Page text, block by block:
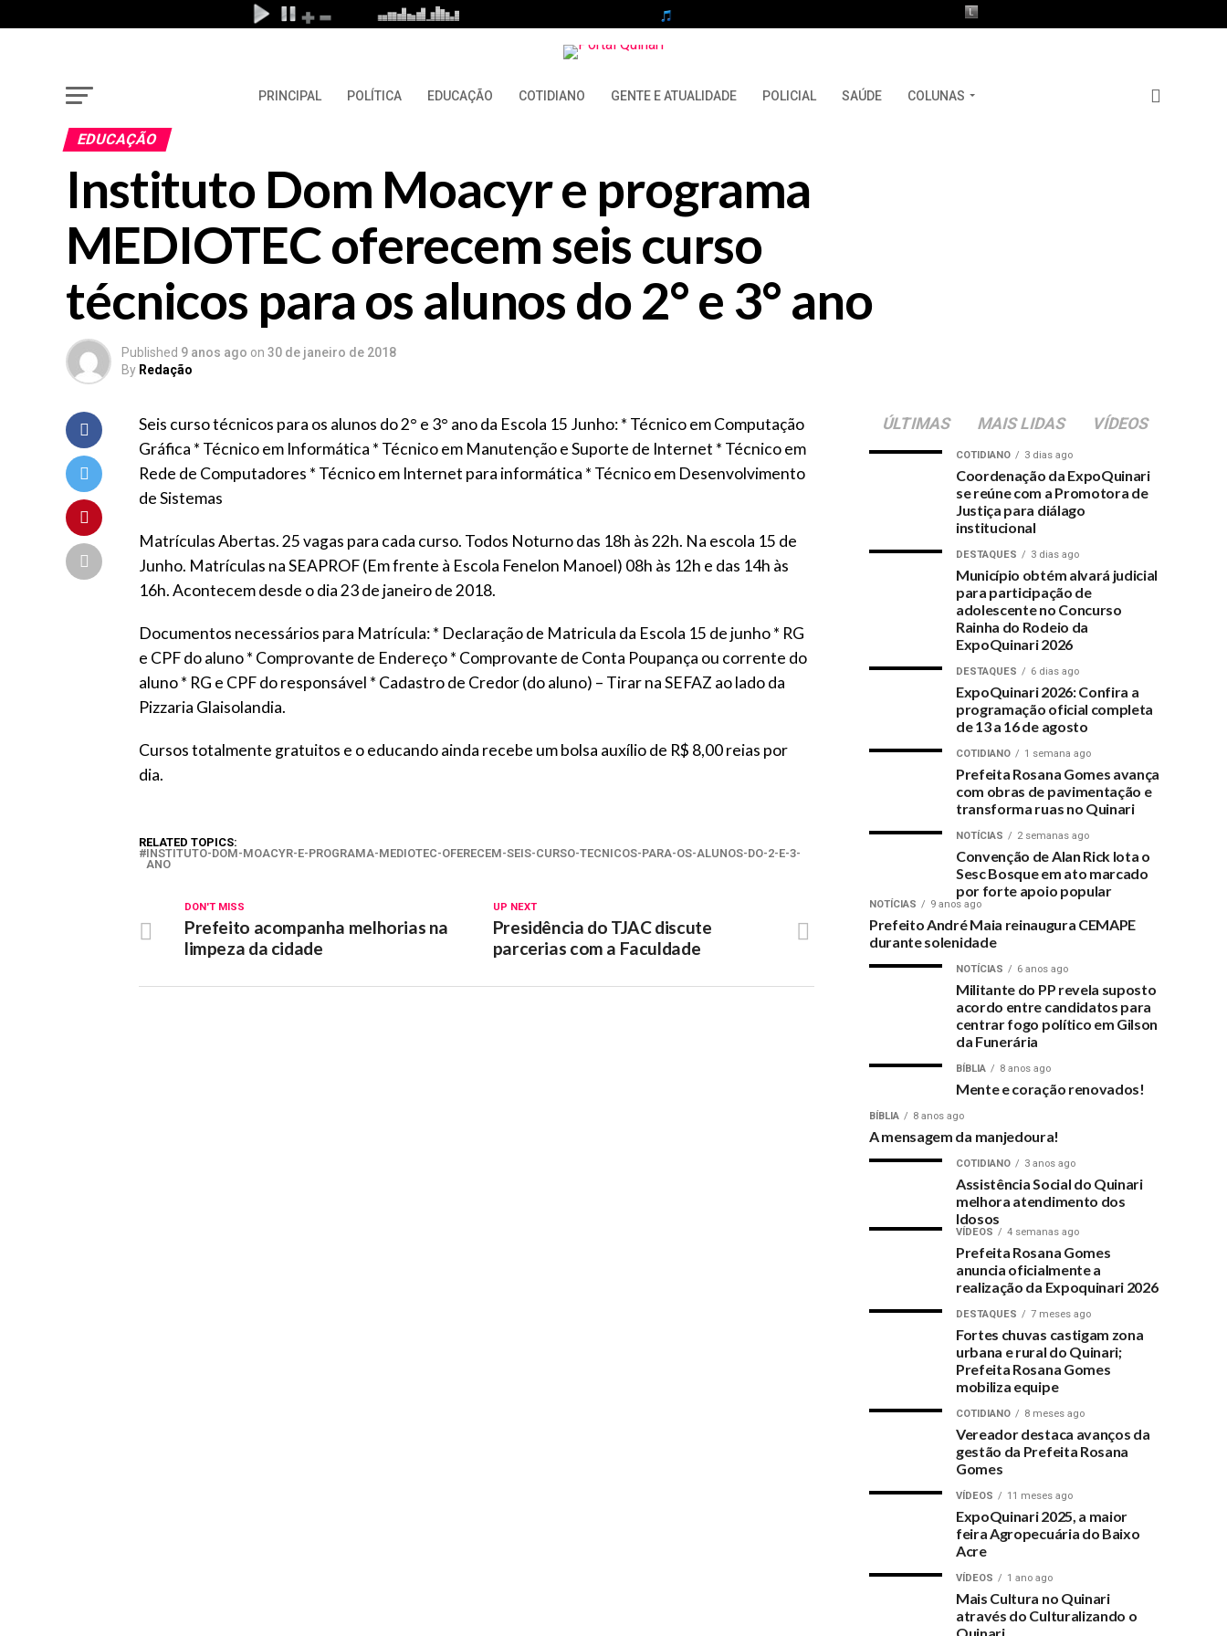
PRINCIPAL POLÍTICA EDUCAÇÃO COTIDIANO GENTE E ATUALIDADE POLICIAL SAÚDE COLUNAS
EDUCAÇÃO
Instituto Dom Moacyr e programa
MEDIOTEC oferecem seis curso
técnicos para os alunos do 2° e 3° ano
Published 9 anos ago on 30 de janeiro de 2018
By Redação
Seis curso técnicos para os alunos do 2° e 3° ano da Escola 15 Junho:* Técnico em Computação
Gráfica * Técnico em Informática * Técnico em Manutenção e Suporte de Internet * Técnico em
Rede de Computadores * Técnico em Internet para informática * Técnico em Desenvolvimento
de Sistemas
Matrículas Abertas. 25 vagas para cada curso. Todos Noturno das 18h às 22h. Na escola 15 de
Junho. Matrículas na SEAPROF (Em frente à Escola Fenelon Manoel) 08h às 12h e das 14h às
16h.Acontecem desde o dia 23 de janeiro de 2018.
Documentos necessários para Matrícula: * Declaração de Matricula da Escola 15 de junho * RG
e CPF do aluno * Comprovante de Endereço * Comprovante de Conta Poupança ou corrente do
aluno * RG e CPF do responsável * Cadastro de Credor (do aluno) – Tirar na SEFAZ ao lado da
Pizzaria Glaisolandia.
Cursos totalmente gratuitos e o educando ainda recebe um bolsa auxílio de R$ 8,00 reias por
dia.
RELATED TOPICS:
INSTITUTO-DOM-MOACYR-E-PROGRAMA-MEDIOTEC-OFERECEM-SEIS-CURSO-TECNICOS-PARA-OS-ALUNOS-DO-2-E-3-
ANO
UP NEXT
Presidência do TJAC discute
parcerias com a Faculdade
DON'T MISS
Prefeito acompanha melhorias na
limpeza da cidade
ÚLTIMAS MAIS LIDAS VÍDEOS
COTIDIANO 3 dias ago
Coordenação da ExpoQuinari
se reúne com a Promotora de
Justiça para diálago
institucional
DESTAQUES 3 dias ago
Município obtém alvará judicial
para participação de
adolescente no Concurso
Rainha do Rodeio da
ExpoQuinari 2026
DESTAQUES 6 dias ago
ExpoQuinari 2026: Confira a
programação oficial completa
de 13 a 16 de agosto
COTIDIANO 1 semana ago
Prefeita Rosana Gomes avança
com obras de pavimentação e
transforma ruas no Quinari
NOTÍCIAS 2 semanas ago
Convenção de Alan Rick lota o
Sesc Bosque em ato marcado
por forte apoio popular
NOTÍCIAS 9 anos ago
Prefeito André Maia reinaugura CEMAPE
durante solenidade
NOTÍCIAS 6 anos ago
Militante do PP revela suposto
acordo entre candidatos para
centrar fogo político em Gilson
da Funerária
BÍBLIA 8 anos ago
Mente e coração renovados!
BÍBLIA 8 anos ago
A mensagem da manjedoura!
COTIDIANO 3 anos ago
Assistência Social do Quinari
melhora atendimento dos
Idosos
VÍDEOS 4 semanas ago
Prefeita Rosana Gomes
anuncia oficialmente a
realização da Expoquinari 2026
DESTAQUES 7 meses ago
Fortes chuvas castigam zona
urbana e rural do Quinari;
Prefeita Rosana Gomes
mobiliza equipe
COTIDIANO 8 meses ago
Vereador destaca avanços da
gestão da Prefeita Rosana
Gomes
VÍDEOS 11 meses ago
ExpoQuinari 2025, a maior
feira Agropecuária do Baixo
Acre
VÍDEOS 1 ano ago
Mais Cultura no Quinari
através do Culturalizando o